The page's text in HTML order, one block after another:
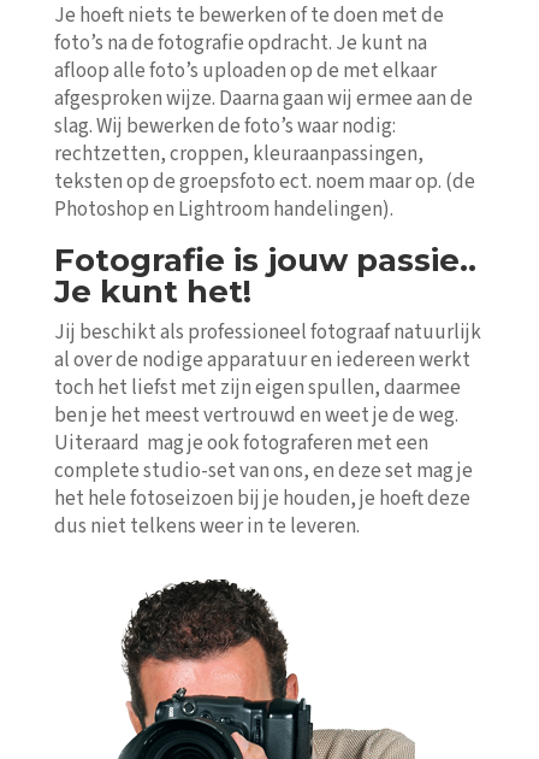
Je hoeft niets te bewerken of te doen met de
foto’s na de fotografie opdracht. Je kunt na
afloop alle foto’s uploaden op de met elkaar
afgesproken wijze. Daarna gaan wij ermee aan de
slag. Wij bewerken de foto’s waar nodig:
rechtzetten, croppen, kleuraanpassingen,
teksten op de groepsfoto ect. noem maar op. (de
Photoshop en Lightroom handelingen).
Fotografie is jouw passie..
Je kunt het!
Jij beschikt als professioneel fotograaf natuurlijk
al over de nodige apparatuur en iedereen werkt
toch het liefst met zijn eigen spullen, daarmee
ben je het meest vertrouwd en weet je de weg.
Uiteraard mag je ook fotograferen met een
complete studio-set van ons, en deze set mag je
het hele fotoseizoen bij je houden, je hoeft deze
dus niet telkens weer in te leveren.